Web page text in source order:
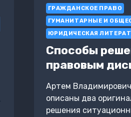
КАК
КАЗНИЛИ
В
ПЕТЕРБУРГЕ
ГРАЖДАНСКОЕ ПРАВО
ГУМАНИТАРНЫЕ И
ЮРИДИЧЕСКАЯ
Способы
правовым
Артем
описаны два
решения